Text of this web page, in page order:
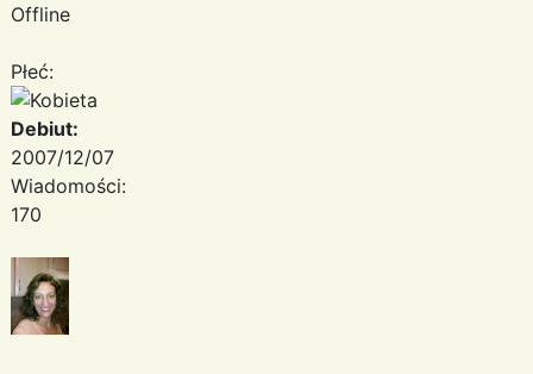
Offline
Płeć:
Debiut:
2007/12/07
Wiadomości:
170